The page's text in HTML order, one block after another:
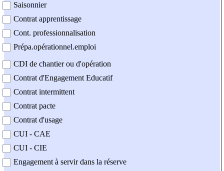
Saisonnier
Contrat apprentissage
Cont. professionnalisation
Prépa.opérationnel.emploi
CDI de chantier ou d'opération
Contrat d'Engagement Educatif
Contrat intermittent
Contrat pacte
Contrat d'usage
CUI - CAE
CUI - CIE
Engagement à servir dans la réserve